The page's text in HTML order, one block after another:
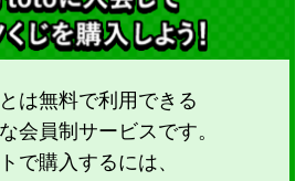
は無料で利用できる
会員制サービスです。
で購入するには、